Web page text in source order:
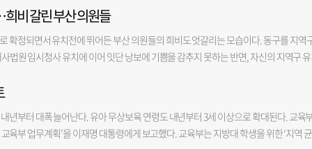
지 선정 이후 이를 대체할 주차 공간 마련을 검토 중이다.
근혜 전 대통령과 국민의힘 영남 의원들의 만찬 회동에 김두겸 전 울산시장과 함께 참석
국·박성민·정동만·박성훈·조승환·김태규 의원 등 국민의힘 영남 지역 의원들이 주
이 보수 진영 주요 인사들과 접촉면을 넓히면서, 향후 행보를 두고 지역 정치권의 관심
가 0명으로 집계됐다. 주 의원은 지난 2일 국회 기자회견에서 제21대 대선 당시 전국 109
입력됐다며 조사를 촉구했다. 부산 각 구·군 선관위에 따르면 시간대별 투표자 수는
인원을 계산해 읍면동에 보고하고, 읍면동 담당자가 선거관리시스템에 투표자 수를
다"며 "이 때문에 대선 당시 투표자 수 입력 누락이나 오기 등에 대해 답변하기 어렵다"
신의 생각대로 추진할 듯. 73년생 반성을 잊으면 같은 실수를 반복할 수도. 61년생 세심
상대를 잘못 택하면 나중까지 영향이 미칠 수도. 86년생 유연성 있는 발상이 좋은 성
하고 움직이지 말아야. 62년생 상대방의 입장을 생각하지 않고 막무가내로 하지 않아
극적으로 참가해야. 75년생 불필요한 부분은 과감히 버려 정리 정돈에 신경 써야. 63년
필요 이상 신경 쓰면 피로의 원인이 되니 관망하는 자세로. 39년생 소화기 계통 건강만
00년생 복장이나 언어사용에 신경을 써 첫인상을 좋게 남기는 것이 중요. 88년생
비 갈린 부산 의원들
확정되면서 유치전에 뛰어든 부산 의원들의 희비도 엇갈리는 모습이다. 동구를 지역
법원 임시청사 유치에 이어 잇단 낭보에 기쁨을 감추지 못하는 반면, 자신의 지역구
후 보도자료를 내고 이번 유치가 그동안의 의정활동이 맺은 결실이라고 자평했다. 앞서
했다. 최근에는 해양산업 육성과 기업 지원 등을 담은 부산 해양수도 특별법 개정안도
북항과 부산 주요 지역을 잇는 부산항선과 차세대 부산형 급행철도(BuTX)를 제2차
년부터 대폭 늘어난다. 유아 무상보육 연령도 내년부터 3세 이상으로 확대된다. 교육
육부 업무계획’을 이재명 대통령에게 보고했다. 교육부는 지방대 학생을 위한 ‘지역